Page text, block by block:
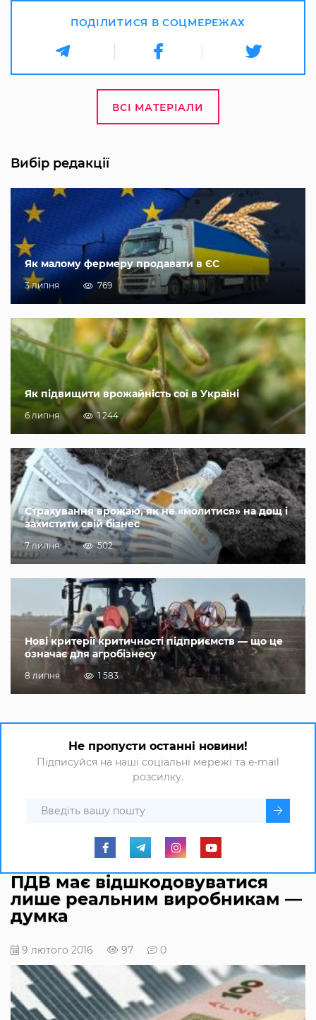
ПОДІЛИТИСЯ В СОЦМЕРЕЖАХ
ВСІ МАТЕРІАЛИ
Вибір редакції
Як малому фермеру продавати в ЄС
3 липня 769
Як підвищити врожайність сої в Україні
6 липня 1 244
Страхування врожаю, як не «молитися» на дощ і
захистити свій бізнес
7 липня 502
Нові критерії критичності підприємств — що це
означає для агробізнесу
8 липня 1 583
Не пропусти останні новини!
Підписуйся на наші соціальні мережі та e-mail
розсилку.
ПДВ має відшкодовуватися
лише реальним виробникам —
думка
9 лютого 2016 97 0